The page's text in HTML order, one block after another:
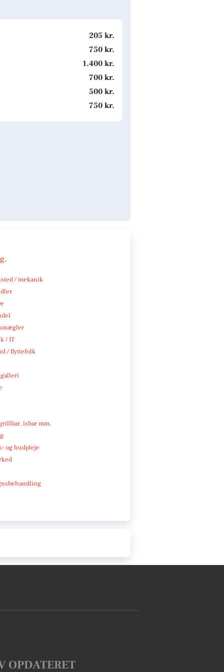
205 kr.
750 kr.
1.400 kr.
700 kr.
500 kr.
750 kr.
.
/ mekanik
/ IT
/ flyttefolk
isbar mm.
og hudpleje
OPDATERET